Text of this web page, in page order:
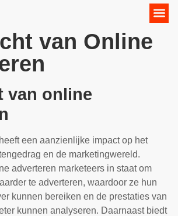
van Online
van online
een aanzienlijke impact op het
en de marketingwereld.
adverteren marketeers in staat om
te adverteren, waardoor ze hun
kunnen bereiken en de prestaties van
kunnen analyseren. Daarnaast biedt